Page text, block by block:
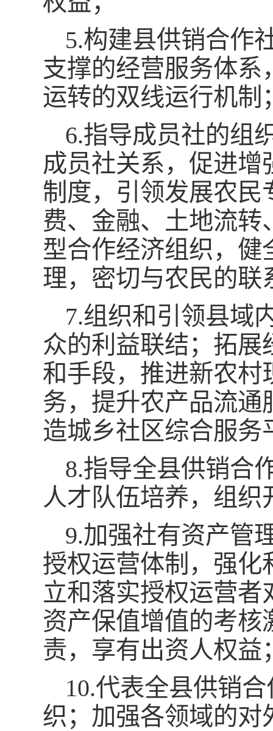
5.构建县供销合作
支撑的经营服务体
运转的双线运行机制
6.指导成员社的组
成员社关系，促进
制度，引领发展农民
费、金融、土地流
型合作经济组织，
理，密切与农民的联
7.组织和引领县域
众的利益联结；拓
和手段，推进新农村
务，提升农产品流
造城乡社区综合服务
8.指导全县供销合
人才队伍培养，组
9.加强社有资产管
授权运营体制，强化
立和落实授权运营
资产保值增值的考
责，享有出资人权益
10.代表全县供销
织；加强各领域的对